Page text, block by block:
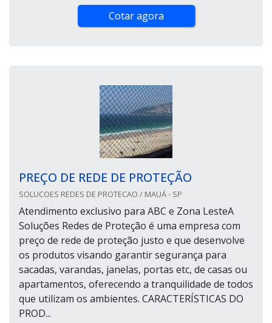
Cotar agora
PREÇO DE REDE DE PROTEÇÃO
SOLUCOES REDES DE PROTECAO / MAUÁ - SP
Atendimento exclusivo para ABC e Zona LesteA
Soluções Redes de Proteção é uma empresa com
preço de rede de proteção justo e que desenvolve
os produtos visando garantir segurança para
sacadas, varandas, janelas, portas etc, de casas ou
apartamentos, oferecendo a tranquilidade de todos
que utilizam os ambientes. CARACTERÍSTICAS DO
PROD...